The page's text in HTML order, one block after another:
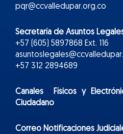
pqr@ccvalledupar.org.co
Secretaría de Asuntos
+57 (605) 5897868 Ext. 116
+57 312 2894689
Canales Físicos yElectr
Ciudadano
Correo Notificaciones